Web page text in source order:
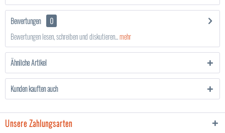
Bewertungen
0
Bewertungen lesen, schreiben und diskutieren...mehr
Ähnliche Artikel
Kunden kauften auch
Unsere Zahlungsarten